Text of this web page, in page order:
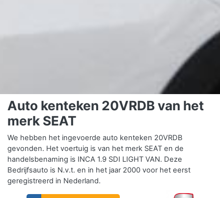
Auto kenteken 20VRDB van het
merk SEAT
We hebben het ingevoerde auto kenteken 20VRDB
gevonden. Het voertuig is van het merk SEAT en de
handelsbenaming is INCA 1.9 SDI LIGHT VAN. Deze
Bedrijfsauto is N.v.t. en in het jaar 2000 voor het eerst
geregistreerd in Nederland.